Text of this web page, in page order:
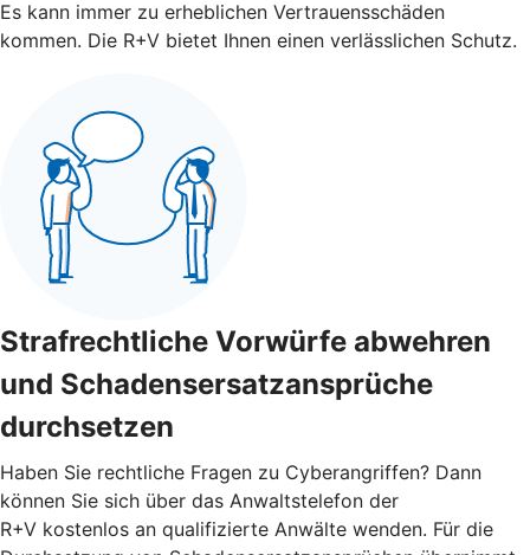
Es kann immer zu erheblichen Vertrauensschäden
kommen. Die R+V bietet Ihnen einen verlässlichen Schutz.
Strafrechtliche Vorwürfe abwehren
und Schadensersatzansprüche
durchsetzen
Haben Sie rechtliche Fragen zu Cyberangriffen? Dann
können Sie sich über das Anwaltstelefon der
R+V kostenlos an qualifizierte Anwälte wenden. Für die